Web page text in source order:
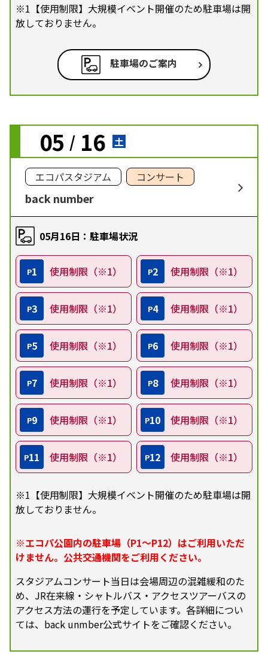
※1【使用制限】大規模イベント開催のため駐車場は開
放しておりません。
駐車場のご案内
05 / 16 土
エコパスタジアム コンサート
back number
05月16日：駐車場状況
P1 使用制限（※1） P2 使用制限（※1）
P3 使用制限（※1） P4 使用制限（※1）
P5 使用制限（※1） P6 使用制限（※1）
P7 使用制限（※1） P8 使用制限（※1）
P9 使用制限（※1） P10 使用制限（※1）
P11 使用制限（※1） P12 使用制限（※1）
※1【使用制限】大規模イベント開催のため駐車場は開
放しておりません。
※エコパ公園内の駐車場（P1～P12）はご利用いただ
けません。公共交通機関をご利用ください。
スタジアムコンサート当日は会場周辺の混雑緩和のた
め、JR在来線・シャトルバス・アクセスツアーバスの
アクセス方法の運行を予定しています。各詳細につい
ては、back unmber公式サイトをご確認ください。